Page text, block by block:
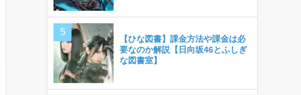
【ひな図書】課金方法や課金は必
要なのか解説【日向坂46とふしぎ
な図書室】